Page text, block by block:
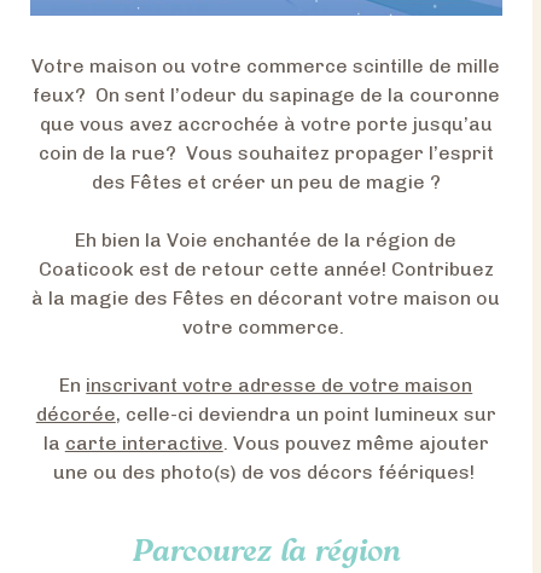
Votre maison ou votre commerce scintille de mille
feux? On sent l’odeur du sapinage de la couronne
que vous avez accrochée à votre porte jusqu’au
coin de la rue? Vous souhaitez propager l’esprit
des Fêtes et créer un peu de magie ?
Eh bien la Voie enchantée de la région de
Coaticook est de retour cette année! Contribuez
à la magie des Fêtes en décorant votre maison ou
votre commerce.
En inscrivant votre adresse de votre maison
décorée, celle-ci deviendra un point lumineux sur
la carte interactive. Vous pouvez même ajouter
une ou des photo(s) de vos décors féériques!
Parcourez la région